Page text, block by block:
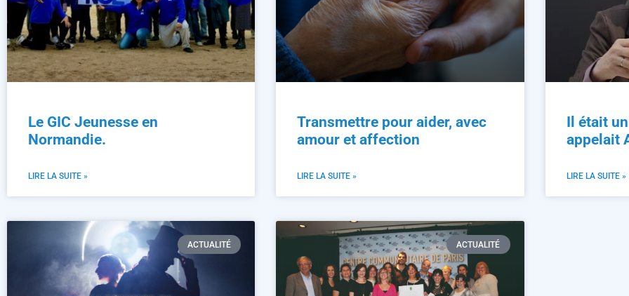
Le GIC Jeunesse en
Normandie.
LIRE LA SUITE »
Transmettre pour aider, avec
amour et affection
LIRE LA SUITE »
Il était
appelait
LIRE LA SUITE »
ACTUALITÉ ACTUALITÉ